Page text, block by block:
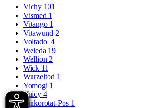
Vichy 101
Vismed 1
Vitango 1
Vitawund 2
Voltadol 4
Weleda 19
Wellion 2
Wick 11
Wurzeltod 1
Yomogi 1
Yuicy 4
Zinkorotat-Pos 1